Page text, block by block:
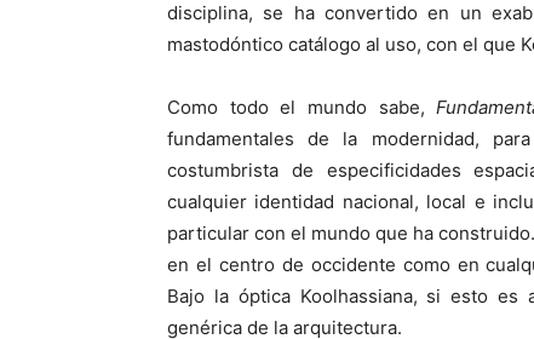
disciplina, se ha convertido en un
mastodóntico catálogo al uso, con el que
Como todo el mundo sabe,
fundamentales de la modernidad,
costumbrista de especificidades
cualquier identidad nacional, local e
particular con el mundo que ha
en el centro de occidente como en
Bajo la óptica Koolhassiana, si esto
genérica de la arquitectura.